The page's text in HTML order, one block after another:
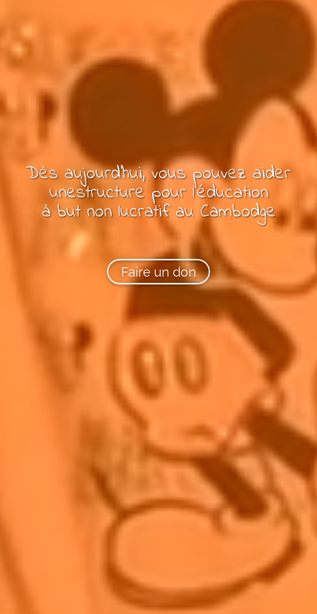
Dès aujourd'hui, vous pouvez aider
unestructure pour l'éducation
à but non lucratifau Cambodge
Faire un don